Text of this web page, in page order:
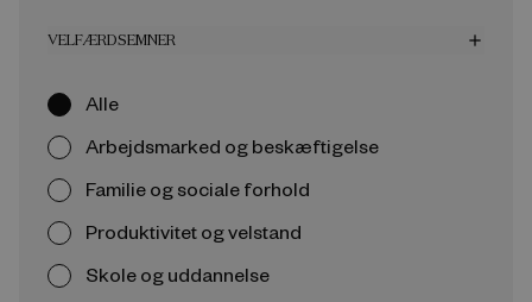
VELFÆRDSEMNER add
Alle
Arbejdsmarked og beskæftigelse
Familie og sociale forhold
Produktivitet og velstand
Skole og uddannelse